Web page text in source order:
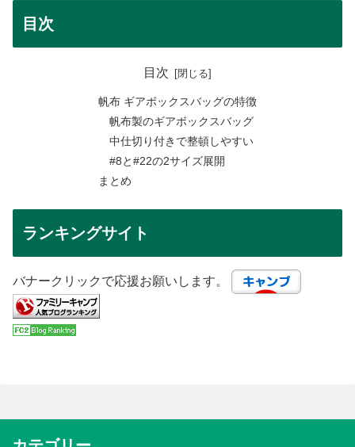
目次
目次
帆布 ギアボックスバッグの特徴
帆布製のギアボックスバッグ
中仕切り付きで整頓しやすい
#8と#22の2サイズ展開
まとめ
ランキングサイト
バナークリックで応援お願いします。